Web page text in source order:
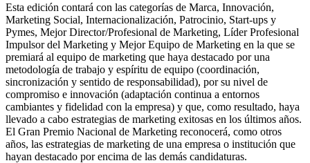
Esta edición contará con las categorías de Marca, Innovación,
Marketing Social, Internacionalización, Patrocinio, Start-ups y
Pymes, Mejor Director/Profesional de Marketing, Líder Profesional
Impulsor del Marketing y Mejor Equipo de Marketing en la que se
premiará al equipo de marketing que haya destacado por una
metodología de trabajo y espíritu de equipo (coordinación,
sincronización y sentido de responsabilidad), por su nivel de
compromiso e innovación (adaptación continua a entornos
cambiantes y fidelidad con la empresa) y que, como resultado, haya
llevado a cabo estrategias de marketing exitosas en los últimos años.
El Gran Premio Nacional de Marketing reconocerá, como otros
años, las estrategias de marketing de una empresa o institución que
hayan destacado por encima de las demás candidaturas.